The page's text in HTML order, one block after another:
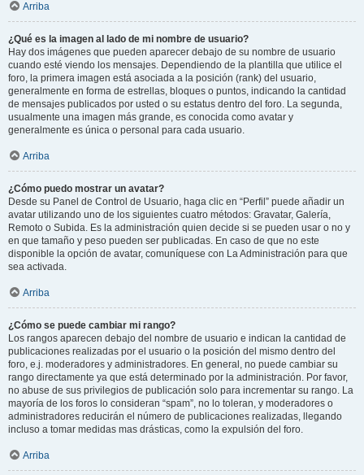
Arriba
¿Qué es la imagen al lado de mi nombre de usuario?
Hay dos imágenes que pueden aparecer debajo de su nombre de usuario
cuando esté viendo los mensajes. Dependiendo de la plantilla que utilice el
foro, la primera imagen está asociada a la posición (rank) del usuario,
generalmente en forma de estrellas, bloques o puntos, indicando la cantidad
de mensajes publicados por usted o su estatus dentro del foro. La segunda,
usualmente una imagen más grande, es conocida como avatar y
generalmente es única o personal para cada usuario.
Arriba
¿Cómo puedo mostrar un avatar?
Desde su Panel de Control de Usuario, haga clic en “Perfil” puede añadir un
avatar utilizando uno de los siguientes cuatro métodos: Gravatar, Galería,
Remoto o Subida. Es la administración quien decide si se pueden usar o no y
en que tamaño y peso pueden ser publicadas. En caso de que no este
disponible la opción de avatar, comuníquese con La Administración para que
sea activada.
Arriba
¿Cómo se puede cambiar mi rango?
Los rangos aparecen debajo del nombre de usuario e indican la cantidad de
publicaciones realizadas por el usuario o la posición del mismo dentro del
foro, e.j. moderadores y administradores. En general, no puede cambiar su
rango directamente ya que está determinado por la administración. Por favor,
no abuse de sus privilegios de publicación solo para incrementar su rango. La
mayoría de los foros lo consideran “spam”, no lo toleran, y moderadores o
administradores reducirán el número de publicaciones realizadas, llegando
incluso a tomar medidas mas drásticas, como la expulsión del foro.
Arriba